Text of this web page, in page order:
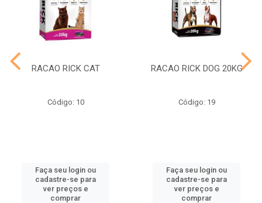
RACAO RICK CAT
Código: 10
Faça seu login ou
cadastre-se para
ver preços e
comprar
RACAO RICK DOG 20KG
Código: 19
Faça seu login ou
cadastre-se para
ver preços e
comprar